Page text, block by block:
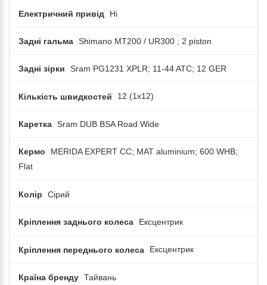
Електричний привід Ні
Задні гальма Shimano MT200 / UR300 ; 2 piston
Задні зірки Sram PG1231 XPLR; 11-44 ATC; 12 GER
Кількість швидкостей 12 (1x12)
Каретка Sram DUB BSA Road Wide
Кермо
MERIDA EXPERT CC; MAT aluminium; 600 WHB;
Flat
Колір Сірий
Кріплення заднього колеса Ексцентрик
Кріплення переднього колеса Ексцентрик
Країна бренду Тайвань